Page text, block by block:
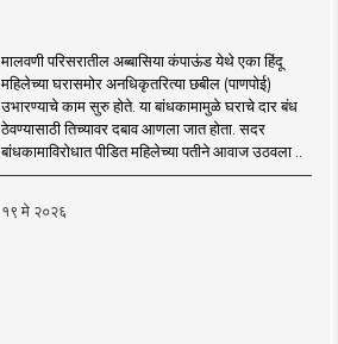
मालवणी परिसरातील अब्बासिया कंपाऊंड येथे एका हिंदू
महिलेच्या घरासमोर अनधिकृतरित्या छबील (पाणपोई)
उभारण्याचे काम सुरु होते. या बांधकामामुळे घराचे दार बंध
ठेवण्यासाठी तिच्यावर दबाव आणला जात होता. सदर
बांधकामाविरोधात पीडित महिलेच्या पतीने आवाज उठवला ..
१९ मे २०२६